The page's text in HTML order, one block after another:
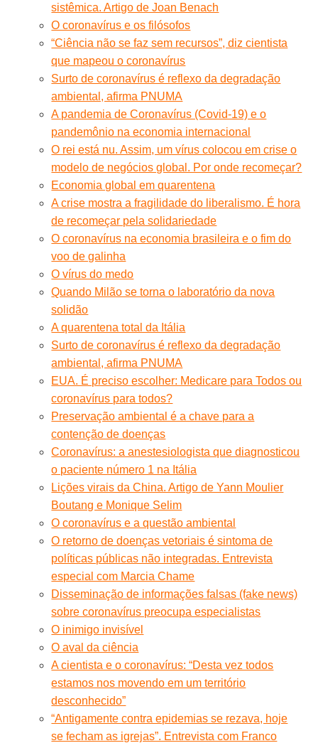
sistêmica. Artigo de Joan Benach
O coronavírus e os filósofos
“Ciência não se faz sem recursos”, diz cientista
que mapeou o coronavírus
Surto de coronavírus é reflexo da degradação
ambiental, afirma PNUMA
A pandemia de Coronavírus (Covid-19) e o
pandemônio na economia internacional
O rei está nu. Assim, um vírus colocou em crise o
modelo de negócios global. Por onde recomeçar?
Economia global em quarentena
A crise mostra a fragilidade do liberalismo. É hora
de recomeçar pela solidariedade
O coronavírus na economia brasileira e o fim do
voo de galinha
O vírus do medo
Quando Milão se torna o laboratório da nova
solidão
A quarentena total da Itália
Surto de coronavírus é reflexo da degradação
ambiental, afirma PNUMA
EUA. É preciso escolher: Medicare para Todos ou
coronavírus para todos?
Preservação ambiental é a chave para a
contenção de doenças
Coronavírus: a anestesiologista que diagnosticou
o paciente número 1 na Itália
Lições virais da China. Artigo de Yann Moulier
Boutang e Monique Selim
O coronavírus e a questão ambiental
O retorno de doenças vetoriais é sintoma de
políticas públicas não integradas. Entrevista
especial com Marcia Chame
Disseminação de informações falsas (fake news)
sobre coronavírus preocupa especialistas
O inimigo invisível
O aval da ciência
A cientista e o coronavírus: “Desta vez todos
estamos nos movendo em um território
desconhecido”
“Antigamente contra epidemias se rezava, hoje
se fecham as igrejas”. Entrevista com Franco